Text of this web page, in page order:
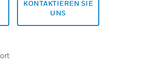
KONTAKTIEREN SIE
UNS